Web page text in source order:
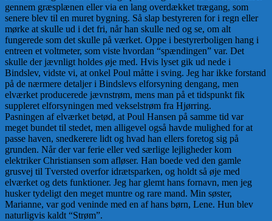
gennem græsplænen eller via en lang overdækket trægang, som
senere blev til en muret bygning. Så slap bestyreren for i regn eller
mørke at skulle ud i det fri, når han skulle ned og se, om alt
fungerede som det skulle på værket. Oppe i bestyrerboligen hang i
entreen et voltmeter, som viste hvordan “spændingen” var. Det
skulle der jævnligt holdes øje med. Hvis lyset gik ud nede i
Bindslev, vidste vi, at onkel Poul måtte i sving. Jeg har ikke forstand
på de nærmere detaljer i Bindslevs elforsyning dengang, men
elværket producerede jævnstrøm, mens man på et tidspunkt fik
suppleret elforsyningen med vekselstrøm fra Hjørring.
Pasningen af elværket betød, at Poul Hansen på samme tid var
meget bundet til stedet, men alligevel også havde mulighed for at
passe haven, snedkerere lidt og hvad han ellers foretog sig på
grunden. Når der var ferie eller ved særlige lejligheder kom
elektriker Christiansen som afløser. Han boede ved den gamle
grusvej til Tversted overfor idrætsparken, og holdt så øje med
elværket og dets funktioner. Jeg har glemt hans fornavn, men jeg
husker tydeligt den meget muntre og rare mand. Min søster,
Marianne, var god veninde med en af hans børn, Lene. Hun blev
naturligvis kaldt “Strøm”.